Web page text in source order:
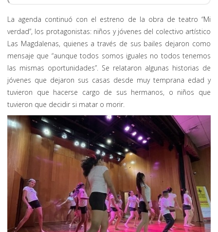
La agenda continuó con el estreno de la obra de teatro “Mi
verdad”, los protagonistas: niños y jóvenes del colectivo artístico
Las Magdalenas, quienes a través de sus bailes dejaron como
mensaje que “aunque todos somos iguales no todos tenemos
las mismas oportunidades”. Se relataron algunas historias de
jóvenes que dejaron sus casas desde muy temprana edad y
tuvieron que hacerse cargo de sus hermanos, o niños que
tuvieron que decidir si matar o morir.